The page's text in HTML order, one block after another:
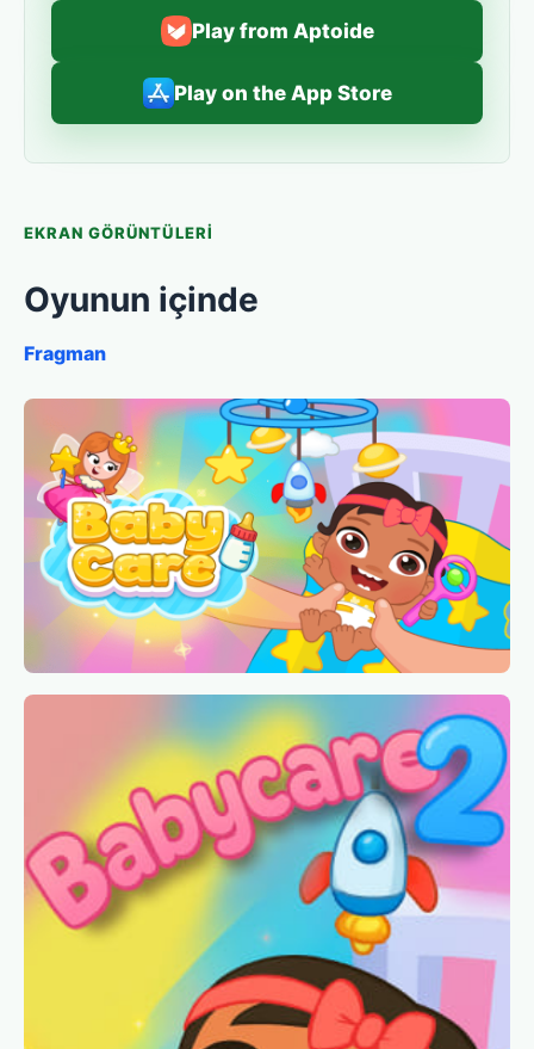
Play from Aptoide
Play on the App Store
EKRAN GÖRÜNTÜLERI
Oyunun içinde
Fragman